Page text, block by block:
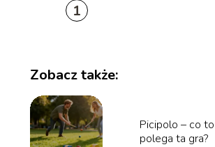
1
Zobacz także:
Picipolo – co
polega ta gra?